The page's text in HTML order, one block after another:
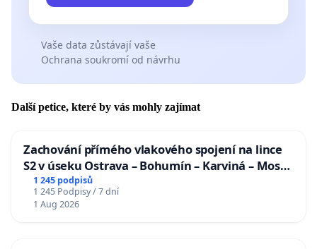
Vaše data zůstávají vaše
Ochrana soukromí od návrhu
Další petice, které by vás mohly zajímat
Zachování přímého vlakového spojení na lince
S2 v úseku Ostrava – Bohumín – Karviná – Mosty
u Jablunkova
1 245 podpisů
1 245 Podpisy / 7 dní
1 Aug 2026